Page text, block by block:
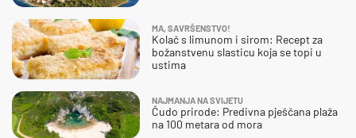
MA, SAVRŠENSTVO!
Kolač s limunom i sirom: Recept za
božanstvenu slasticu koja se topi u
ustima
NAJMANJA NA SVIJETU
Čudo prirode: Predivna pješčana plaža
na 100 metara od mora